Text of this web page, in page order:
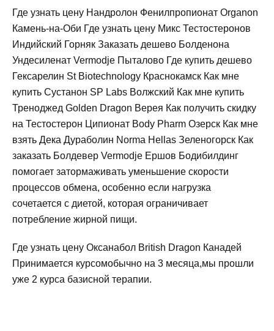
Где узнать цену Нандролон Фенилпропионат Organon
Камень-на-Оби Где узнать цену Микс Тестостеронов
Индийский Горняк Заказать дешево Болденона
Ундесиленат Vermodje Пыталово Где купить дешево
Гексарелин St Biotechnology Краснокамск Как мне
купить Сустанон SP Labs Волжский Как мне купить
Треноджед Golden Dragon Верея Как получить скидку
на Тестостерон Ципионат Body Pharm Озерск Как мне
взять Дека Дураболин Norma Hellas Зеленогорск Как
заказать Болдевер Vermodje Ершов Бодибилдинг
помогает затормаживать уменьшение скорости
процессов обмена, особенно если нагрузка
сочетается с диетой, которая ограничивает
потребление жирной пищи.
Где узнать цену Оксанабол British Dragon Канадей
Принимается курсомобычно на 3 месяца,мы прошли
уже 2 курса базисной терапии.